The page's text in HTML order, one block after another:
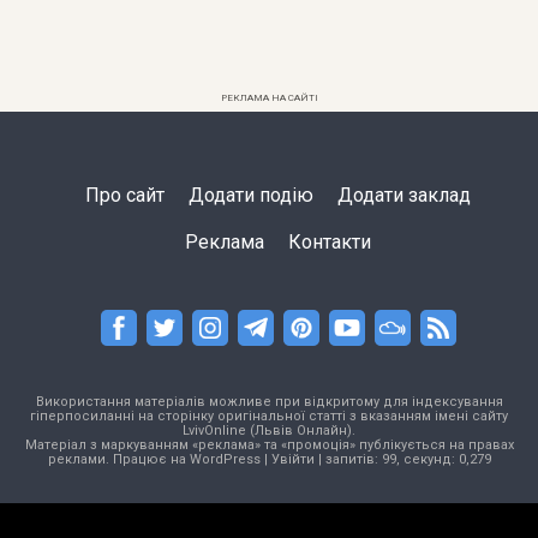
РЕКЛАМА НА САЙТІ
Про сайт Додати подію Додати заклад
Реклама Контакти
Використання матеріалів можливе при відкритому для індексування
гіперпосиланні на сторінку оригінальної статті з вказанням імені сайту
LvivOnline (Львів Онлайн).
Матеріал з маркуванням «реклама» та «промоція» публікується на правах
реклами. Працює на WordPress| Увійти | запитів: 99, секунд: 0,279